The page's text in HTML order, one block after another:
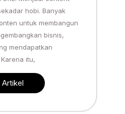
hobi. Banyak
untuk membangun
bisnis,
mendapatkan
itu,
Artikel